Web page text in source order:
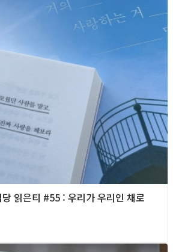
읽은티 #55 : 우리가 우리인 채로